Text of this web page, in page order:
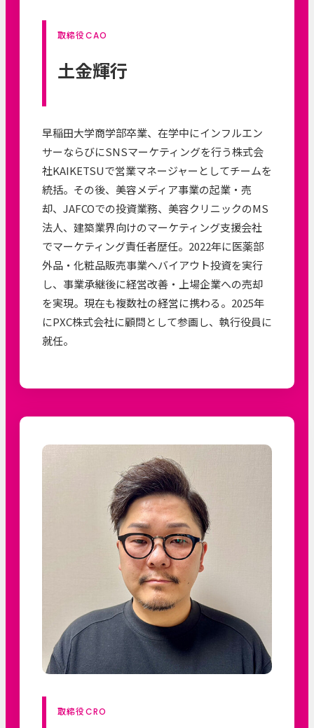
取締役CAO
土金輝行
早稲田大学商学部卒業、在学中にインフルエン
サーならびにSNSマーケティングを行う株式会
社KAIKETSUで営業マネージャーとしてチームを
統括。その後、美容メディア事業の起業・売
却、JAFCOでの投資業務、美容クリニックのMS
法人、建築業界向けのマーケティング支援会社
でマーケティング責任者歴任。2022年に医薬部
外品・化粧品販売事業へバイアウト投資を実行
し、事業承継後に経営改善・上場企業への売却
を実現。現在も複数社の経営に携わる。2025年
にPXC株式会社に顧問として参画し、執行役員に
就任。
取締役CRO